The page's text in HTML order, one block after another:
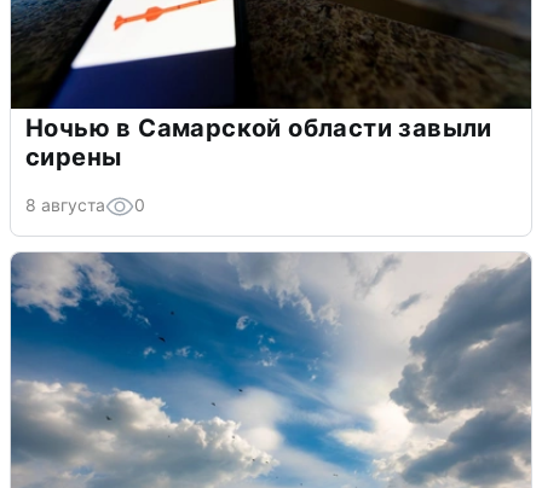
Ночью в Самарской области завыли
сирены
8 августа 0